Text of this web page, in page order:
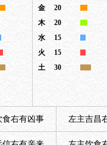
金
20
木
20
水
15
火
15
土
30
食右有凶事 左主吉昌